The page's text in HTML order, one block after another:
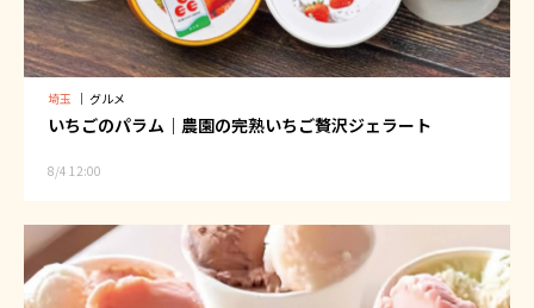
埼玉 ｜ グルメ
いちごのパラム｜農園の完熟いちご贅沢ジェラート
8/4 12:00